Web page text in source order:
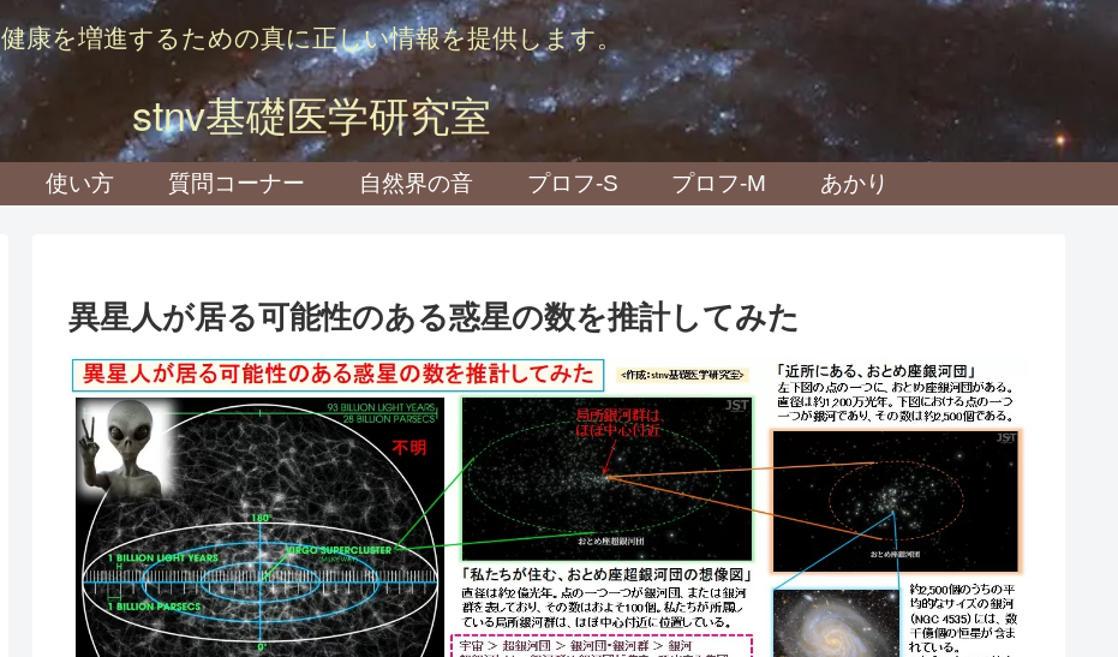
健康を増進するための真に正しい情報を提供します。
stnv基礎医学研究室
使い方 質問コーナー 自然界の音 プロフ-S プロフ-M あかり
異星人が居る可能性のある惑星の数を推計してみた